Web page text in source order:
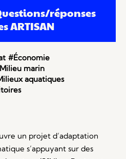
réponses
ARTISAN
#Économie
marin
aquatiques
un projet d’adaptation
s’appuyant sur des